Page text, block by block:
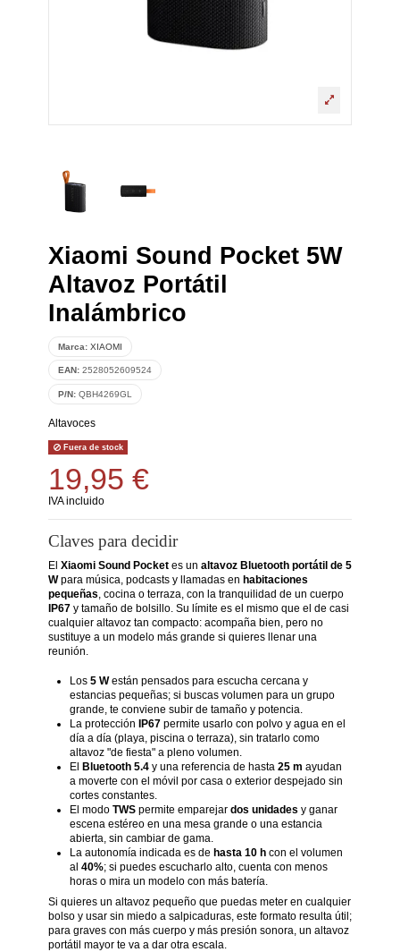
Xiaomi Sound Pocket 5W
Altavoz Portátil
Inalámbrico
Marca: XIAOMI
EAN: 2528052609524
P/N: QBH4269GL
Altavoces
Fuera de stock
19,95 €
IVA incluido
Claves para decidir
El Xiaomi Sound Pocketes un altavoz Bluetooth portátil de 5
Wpara música, podcasts y llamadas en habitaciones
pequeñas , cocina o terraza, con la tranquilidad de un cuerpo
IP67y tamaño de bolsillo. Su límite es el mismo que el de casi
cualquier altavoz tan compacto: acompaña bien, pero no
sustituye a un modelo más grande si quieres llenar una
reunión.
Los 5 Westán pensados para escucha cercana y
estancias pequeñas; si buscas volumen para un grupo
grande, te conviene subir de tamaño y potencia.
La protección IP67permite usarlo con polvo y agua en el
día a día (playa, piscina o terraza), sin tratarlo como
altavoz "de fiesta" a pleno volumen.
El Bluetooth 5.4y una referencia de hasta 25 m ayudan
a moverte con el móvil por casa o exterior despejado sin
cortes constantes.
El modo TWSpermite emparejar dos unidades y ganar
escena estéreo en una mesa grande o una estancia
abierta, sin cambiar de gama.
La autonomía indicada es de hasta 10 hcon el volumen
al 40%; si puedes escucharlo alto, cuenta con menos
horas o mira un modelo con más batería.
Si quieres un altavoz pequeño que puedas meter en cualquier
bolso y usar sin miedo a salpicaduras, este formato resulta útil;
para graves con más cuerpo y más presión sonora, un altavoz
portátil mayor te va a dar otra escala.